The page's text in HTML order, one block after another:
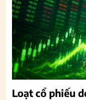
Loạt cổ phiếu